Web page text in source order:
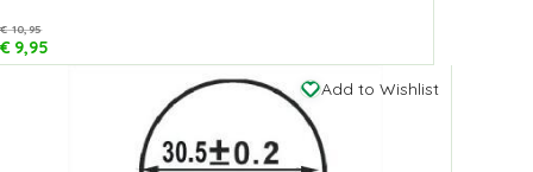
€10,95
€9,95
Add to Wishlist